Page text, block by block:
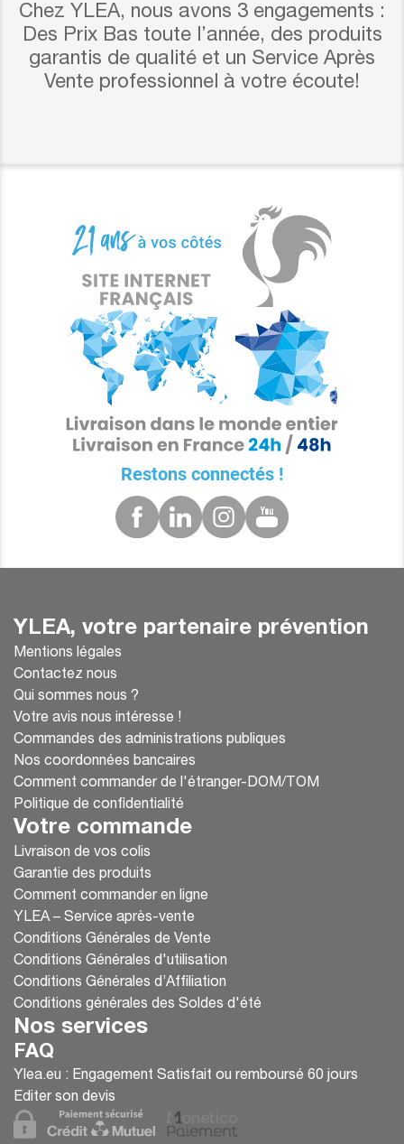
Chez YLEA, nous avons 3 engagements :
Des Prix Bas toute l’année, des produits
garantis de qualité et un Service Après
Vente professionnel à votre écoute!
Restons connectés !
YLEA, votre partenaire prévention
Mentions légales
Contactez nous
Qui sommes nous ?
Votre avis nous intéresse !
Commandes des administrations publiques
Nos coordonnées bancaires
Comment commander de l'étranger-DOM/TOM
Politique de confidentialité
Votre commande
Livraison de vos colis
Garantie des produits
Comment commander en ligne
YLEA – Service après-vente
Conditions Générales de Vente
Conditions Générales d'utilisation
Conditions Générales d’Affiliation
Conditions générales des Soldes d'été
Nos services
FAQ
Ylea.eu : Engagement Satisfait ou remboursé 60 jours
Editer son devis